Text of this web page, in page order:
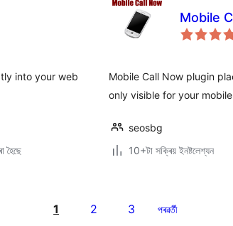
into your web
হৈছে
Mobile
Mobile Call Now plugin
only visible for your
seosbg
10+টা সক্ৰিয় ইনষ্টলেশ্যন
1 2 3 পৰৱৰ্তী